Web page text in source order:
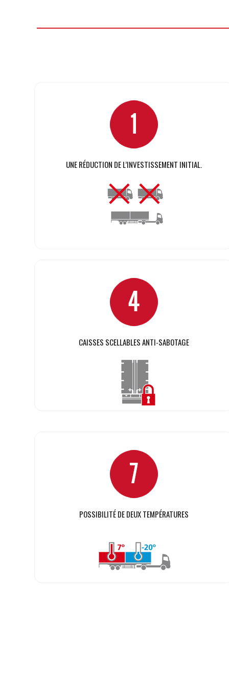
UNE RÉDUCTION DE L’INVESTISSEMENT INITIAL.
CAISSES SCELLABLES ANTI-SABOTAGE
POSSIBILITÉ DE DEUX TEMPÉRATURES